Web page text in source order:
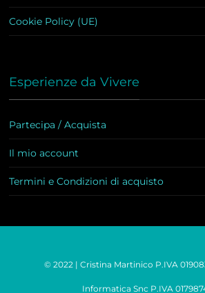
Cookie Policy (UE)
Esperienze da Vivere
Partecipa / Acquista
Il mio account
Termini e Condizioni di acquisto
© 2022 | Cristina Martinico P.IVA
Informatica Snc P.IVA